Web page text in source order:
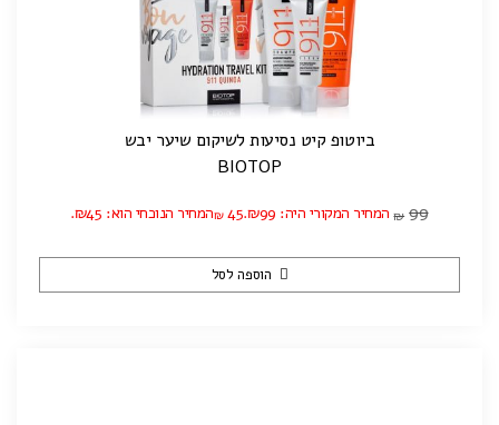
ביוטופ קיט נסיעות לשיקום שיער יבש
BIOTOP
₪ 99 המחיר המקורי היה: ₪99. ₪ 45 המחיר הנוכחי הוא: ₪45.
הוספה לסל